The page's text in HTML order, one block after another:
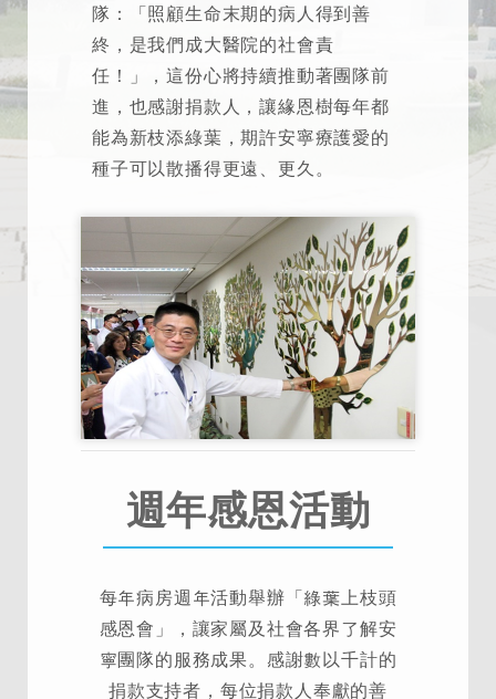
隊：「照顧生命末期的病人得到善
終，是我們成大醫院的社會責
任！」，這份心將持續推動著團隊前
進，也感謝捐款人，讓緣恩樹每年都
能為新枝添綠葉，期許安寧療護愛的
種子可以散播得更遠、更久。
週年感恩活動
每年病房週年活動舉辦「綠葉上枝頭
感恩會」，讓家屬及社會各界了解安
寧團隊的服務成果。感謝數以千計的
捐款支持者，每位捐款人奉獻的善